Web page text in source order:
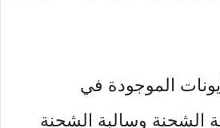
الموجودة في
الشحنة وسالبة الشحنة